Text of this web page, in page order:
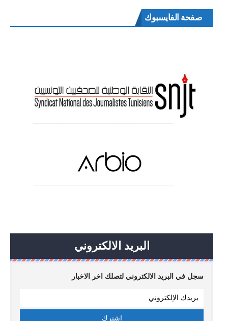
صفحة الفايسبوك
البريد الالكتروني
سجل في البريد الالكتروني لتصلك اخر الاخبار